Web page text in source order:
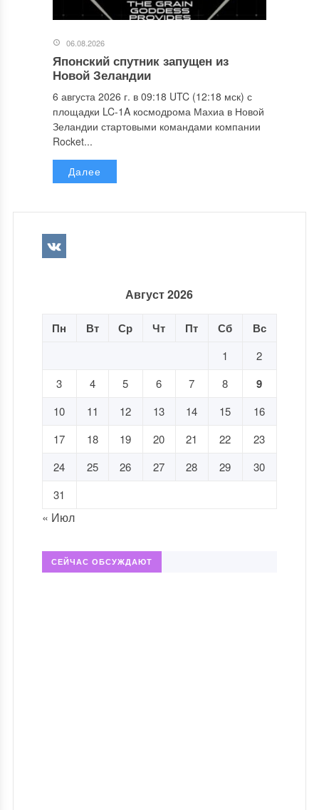
06.08.2026
Японский спутник запущен из
Новой Зеландии
6 августа 2026 г. в 09:18 UTC (12:18 мск) с
площадки LC-1A космодрома Махиа в Новой
Зеландии стартовыми командами компании
Rocket...
Далее
Август 2026
Пн Вт Ср Чт Пт Сб Вс
1
2
3
4 5 6 7 8 9
10 11 12 13 14 15
16
17
18 19 20 21 22
23
24
25 26 27 28 29
30
31
« Июл
СЕЙЧАС ОБСУЖДАЮТ